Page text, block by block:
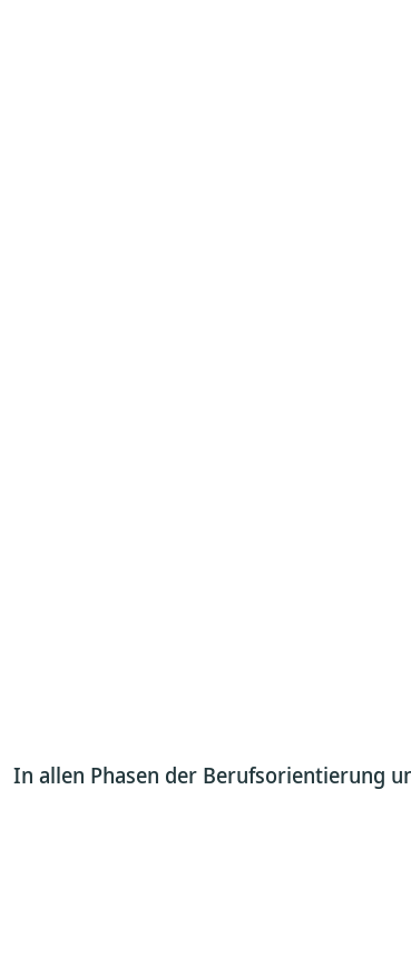
In allen Phasen der Berufsorientierung